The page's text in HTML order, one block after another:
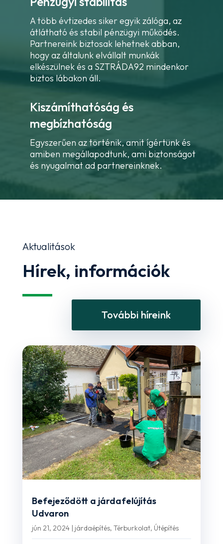
A több évtizedes siker egyik zálóga, az
átlátható és stabil pénzügyi működés.
Partnereink biztosak lehetnek abban,
hogy az általunk elvállalt munkák
elkészülnek és a SZTRÁDA92 mindenkor
biztos lábakon áll.
Kiszámíthatóság és
megbízhatóság
Egyszerűen az történik, amit ígértünk és
amiben megállapodtunk, ami biztonságot
és nyugalmat ad partnereinknek.
Aktualitások
Hírek, információk
További híreink
Befejeződött a járdafelújítás
Udvaron
jún 21, 2024| járdaépítés, Térburkolat, Útépítés